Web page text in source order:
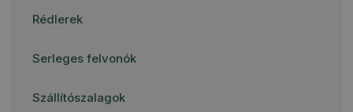
Rédlerek
Serleges felvonók
Szállítószalagok